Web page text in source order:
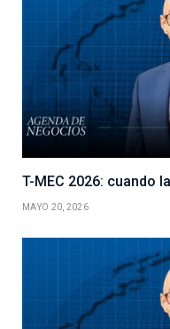
T-MEC 2026: cuando
MAYO 20, 2026